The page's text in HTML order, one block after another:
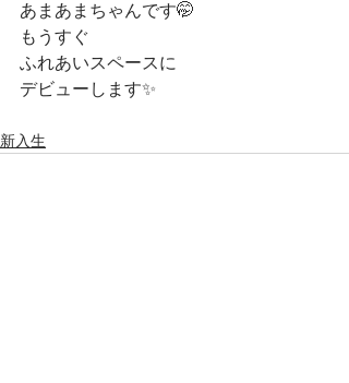
あまあまちゃんです🤭
もうすぐ
ふれあいスペースに
デビューします✨
新入生